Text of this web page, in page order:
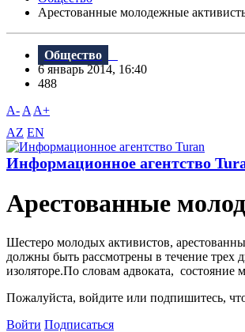
Арестованные молодежные
Общество
6 январь 2014, 16:40
488
A- A A+
AZ EN
Информационное агентство
Арестованные
Шестеро молодых активистов,
должны быть рассмотрены в течение
изоляторе.По словам адвоката, состояние
Пожалуйста, войдите или подпишитесь,
Войти Подписаться